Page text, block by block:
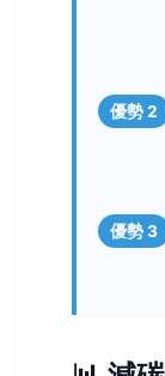
優勢 2
優勢 3